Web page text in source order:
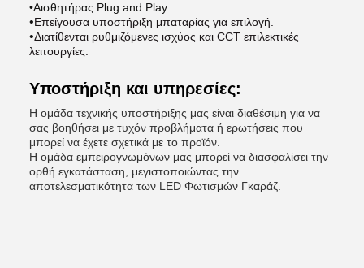
•Αισθητήρας Plug and Play.
•Επείγουσα υποστήριξη μπαταρίας για επιλογή.
•Διατίθενται ρυθμιζόμενες ισχύος και CCT επιλεκτικές
λειτουργίες.
Υποστήριξη και υπηρεσίες:
Η ομάδα τεχνικής υποστήριξης μας είναι διαθέσιμη για να
σας βοηθήσει με τυχόν προβλήματα ή ερωτήσεις που
μπορεί να έχετε σχετικά με το προϊόν.
Η ομάδα εμπειρογνωμόνων μας μπορεί να διασφαλίσει την
ορθή εγκατάσταση, μεγιστοποιώντας την
αποτελεσματικότητα των LED Φωτισμών Γκαράζ.